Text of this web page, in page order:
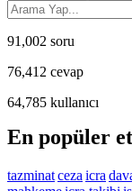
91,002 soru
76,412 cevap
64,785 kullanıcı
En popüler
tazminatceza icra